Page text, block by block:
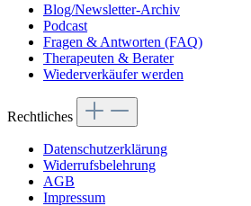
Blog/Newsletter-Archiv
Podcast
Fragen & Antworten (FAQ)
Therapeuten & Berater
Wiederverkäufer werden
Rechtliches
Datenschutzerklärung
Widerrufsbelehrung
AGB
Impressum